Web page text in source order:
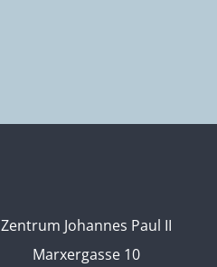
Zentrum Johannes Paul II
Marxergasse 10